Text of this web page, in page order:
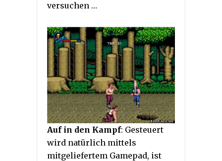
versuchen …
Auf in den Kampf: Gesteuert
wird natürlich mittels
mitgeliefertem Gamepad, ist